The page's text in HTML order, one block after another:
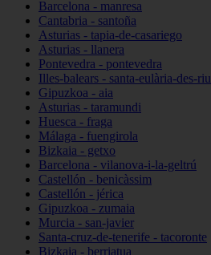
Barcelona - manresa
Cantabria - santoña
Asturias - tapia-de-casariego
Asturias - llanera
Pontevedra - pontevedra
Illes-balears - santa-eulària-des-riu
Gipuzkoa - aia
Asturias - taramundi
Huesca - fraga
Málaga - fuengirola
Bizkaia - getxo
Barcelona - vilanova-i-la-geltrú
Castellón - benicàssim
Castellón - jérica
Gipuzkoa - zumaia
Murcia - san-javier
Santa-cruz-de-tenerife - tacoronte
Bizkaia - berriatua